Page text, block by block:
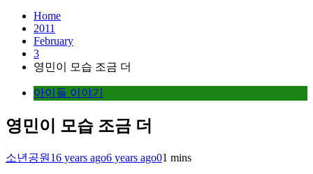
Home
2011
February
3
영민이 모습 조금 더
아이들 이야기
영민이 모습 조금 더
소년공원 16 years ago6 years ago01 mins